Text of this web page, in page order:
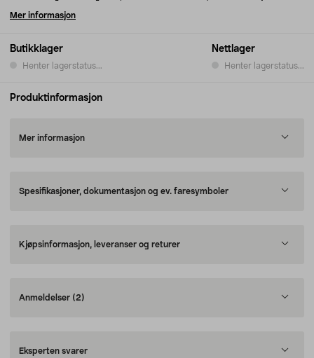
Butikklager
Henter lagerstatus...
Nettlager
Henter lagerstatus...
Mer informasjon
Produktinformasjon
Mer informasjon
Spesifikasjoner, dokumentasjon og ev. faresymboler
Kjøpsinformasjon, leveranser og returer
Anmeldelser (2)
Eksperten svarer